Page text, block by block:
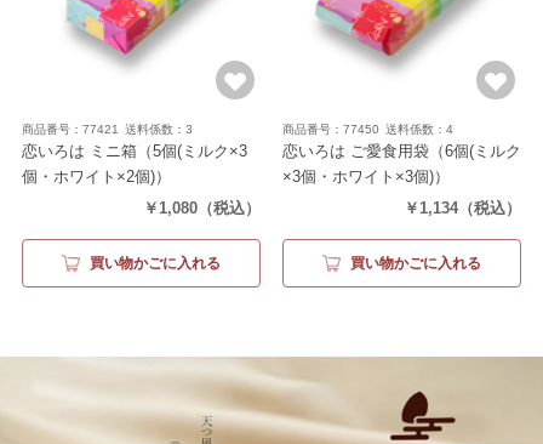
商品番号：77421 送料係数：3
恋いろは ミニ箱（5個(ミルク×3
個・ホワイト×2個)）
￥1,080 （税込）
買い物かごに入れる
商品番号：77450 送料係数：4
恋いろは ご愛食用袋（6個(ミルク
×3個・ホワイト×3個)）
￥1,134（税込）
買い物かごに入れる